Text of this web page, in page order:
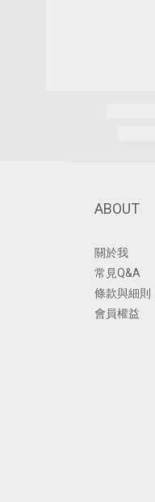
ABOUT
關於我
常見Q&A
條款與細則
會員權益